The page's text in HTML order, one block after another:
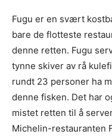
Fugu er en svært
bare de flotteste
denne retten. Fugu
tynne skiver av rå
rundt 23 personer ha
denne fisken. Det har
mistet retten til å
Michelin-restauranten